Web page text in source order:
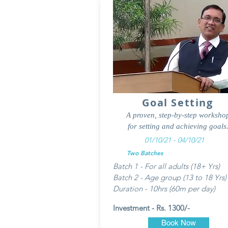
Goal Setting
A proven, step-by-step
for setting and achieving goals.
01/10/21 - 04/10/21
Two Batches
Batch 1 - For all adults (18+ Yrs)
Batch 2 - Age group (13 to 18 Yrs)
Duration - 10hrs (60m per day)
Investment - Rs. 1300/-
Book Now